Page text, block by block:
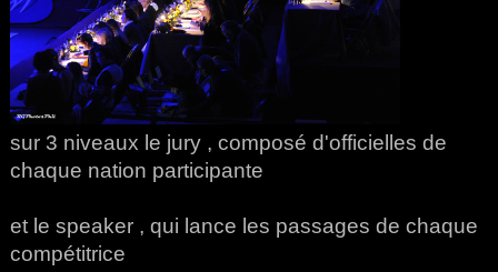
sur 3 niveaux le jury , composé d'officielles de
chaque nation participante
et le speaker , qui lance les passages de chaque
compétitrice